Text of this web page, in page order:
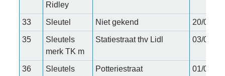
Ridley
33 Sleutel Niet gekend 20/01/
35
Sleutels
merk TK m
Statiestraat thv Lidl 03/02/
36
Sleutels
Potteriestraat 01/03/